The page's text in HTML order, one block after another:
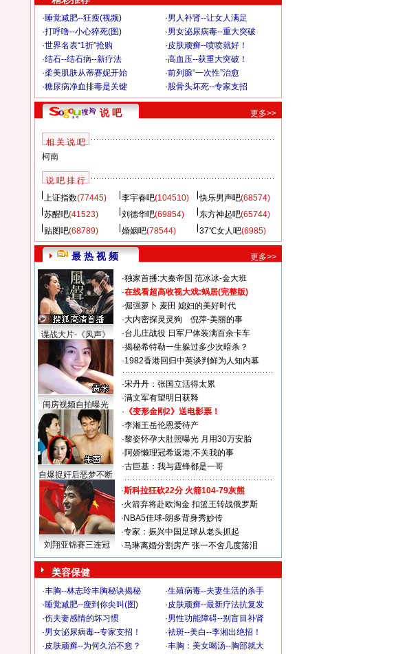
·睡觉减肥--狂瘦(视频) ·男人补肾--让女人满足
·打呼噜--小心猝死(图) ·男女泌尿病毒--重大突破
·世界名表“1折”抢购 ·皮肤顽癣--喷喷就好！
·结石--结石病--新疗法 ·高血压--获重大突破！
·柔美肌肤从蒂赛妮开始 ·前列腺“一次性”治愈
·糖尿病净血排毒是关键 ·股骨头坏死--专家支招
说 吧 更多>>
相 关 说 吧
柯南
说 吧 排 行
上证指数(77445) 李宇春吧(104510) 快乐男声吧(68574)
苏醒吧(41523) 刘德华吧(69854) 东方神起吧(65744)
贴图吧(68789) 婚姻吧(78544) 37℃女人吧(6985)
最 热 视 频 更多>>
谍战大片-《风声》
闺房视频自拍曝光
自爆捉奸后恶梦不断
·独家首播:大秦帝国 范冰冰-金大班
·在线看超高收视大戏:蜗居(完整版)
·倔强萝卜 麦田 媳妇的美好时代
·大内密探灵灵狗
倪萍-美丽的事
·台儿庄战役 日军尸体装满百余卡车
·揭秘希特勒一生躲过多少次暗杀？
·1982香港回归中英谈判鲜为人知内幕
·宋丹丹：张国立活得太累
·满文军有望明日获释
· 《变形金刚2》送电影票！
·李湘王岳伦恩爱待产
·黎姿怀孕大肚照曝光 月用30万安胎
·阿娇懒理冠希返港:不关我的事
·古巨基：我与霆锋都是一哥
刘翔亚锦赛三连冠
·斯科拉狂砍22分 火箭104-79灰熊
·火箭弃将赴欧淘金 扣篮王转战俄罗斯
· NBA5佳球-朗多背身秀妙传
·专家：振兴中国足球从老头抓起
·马琳离婚分割房产 张一不舍几度落泪
美容保健
·丰胸--林志玲丰胸秘诀揭秘 ·生殖病毒--夫妻生活的杀手
·睡觉减肥--瘦到你尖叫(图) ·皮肤顽癣--最新疗法抗复发
·伤夫妻感情的坏习惯 ·男性功能障碍--别盲目补肾
·男女泌尿病毒--专家支招！ ·祛斑--美白--李湘出绝招！
·皮肤顽癣--为何久治不愈？ ·丰胸：美女喝汤--胸部就大